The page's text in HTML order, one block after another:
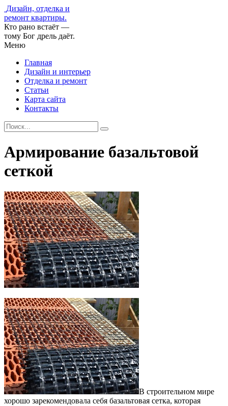
Дизайн, отделка и
ремонт квартиры.
Кто рано встаёт —
тому Бог дрель даёт.
Меню
Главная
Дизайн и интерьер
Отделка и ремонт
Статьи
Карта сайта
Контакты
Армирование базальтовой
сеткой
В строительном мире
хорошо зарекомендовала себя базальтовая сетка, которая